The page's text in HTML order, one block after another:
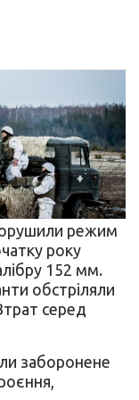
режим
року
152 мм.
обстріляли
серед
заборонене